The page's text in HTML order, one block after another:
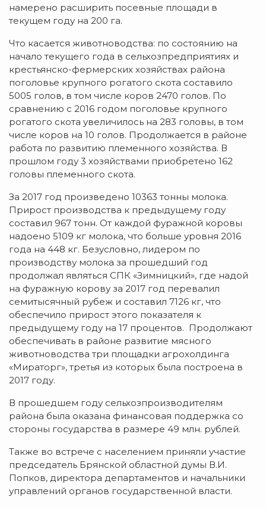
намерено расширить посевные площади в
текущем году на 200 га.
Что касается животноводства: по состоянию на
начало текущего года в сельхозпредприятиях и
крестьянско-фермерских хозяйствах района
поголовье крупного рогатого скота составило
5005 голов, в том числе коров 2470 голов. По
сравнению с 2016 годом поголовье крупного
рогатого скота увеличилось на 283 головы, в том
числе коров на 10 голов. Продолжается в районе
работа по развитию племенного хозяйства. В
прошлом году 3 хозяйствами приобретено 162
головы племенного скота.
За 2017 год произведено 10363 тонны молока.
Прирост производства к предыдущему году
составил 967 тонн. От каждой фуражной коровы
надоено 5109 кг молока, что больше уровня 2016
года на 448 кг. Безусловно, лидером по
производству молока за прошедший год
продолжал являться СПК «Зимницкий», где надой
на фуражную корову за 2017 год перевалил
семитысячный рубеж и составил 7126 кг, что
обеспечило прирост этого показателя к
предыдущему году на 17 процентов. Продолжают
обеспечивать в районе развитие мясного
животноводства три площадки агрохолдинга
«Мираторг», третья из которых была построена в
2017 году.
В прошедшем году сельхозпроизводителям
района была оказана финансовая поддержка со
стороны государства в размере 49 млн. рублей.
Также во встрече с населением приняли участие
председатель Брянской областной думы В.И.
Попков, директора департаментов и начальники
управлений органов государственной власти.